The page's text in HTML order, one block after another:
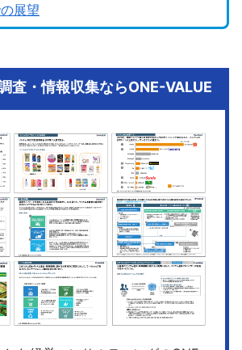
展望
査・情報収集ならONE-VALUE